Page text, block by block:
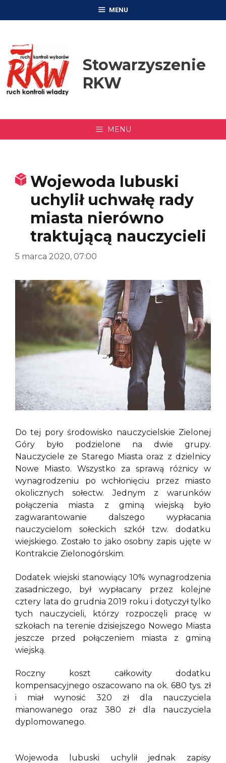
MENU
Stowarzyszenie
RKW
MENU
Wojewoda lubuski
uchylił uchwałę rady
miasta nierówno
traktującą nauczycieli
5 marca 2020, 07:00
Do tej pory środowisko nauczycielskie Zielonej
Góry było podzielone na dwie grupy.
Nauczyciele ze Starego Miasta oraz z dzielnicy
Nowe Miasto. Wszystko za sprawą różnicy w
wynagrodzeniu po wchłonięciu przez miasto
okolicznych sołectw. Jednym z warunków
połączenia miasta z gminą wiejską było
zagwarantowanie dalszego wypłacania
nauczycielom sołeckich szkół tzw. dodatku
wiejskiego. Zostało to jako osobny zapis ujęte w
Kontrakcie Zielonogórskim.
Dodatek wiejski stanowiący 10% wynagrodzenia
zasadniczego, był wypłacany przez kolejne
cztery lata do grudnia 2019 roku i dotyczył tylko
tych nauczycieli, którzy rozpoczęli pracę w
szkołach na terenie dzisiejszego Nowego Miasta
jeszcze przed połączeniem miasta z gminą
wiejską.
Roczny koszt całkowity dodatku
kompensacyjnego oszacowano na ok. 680 tys. zł
i miał wynosić 320 zł dla nauczyciela
mianowanego oraz 380 zł dla nauczyciela
dyplomowanego.
Wojewoda lubuski uchylił jednak zapisy